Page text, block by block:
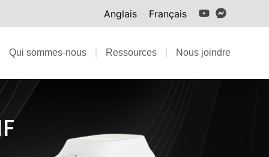
Anglais Français
Qui sommes-nous Ressources Nous joindre